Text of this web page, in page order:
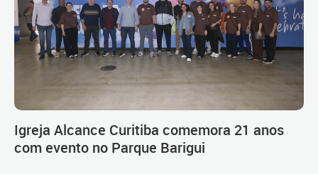
Igreja Alcance Curitiba comemora 21 anos
com evento no Parque Barigui